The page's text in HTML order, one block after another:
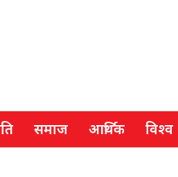
समाज आर्थिक विश्व